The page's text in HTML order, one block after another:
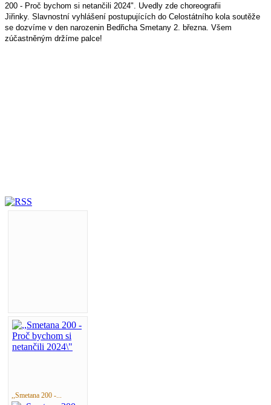
200 - Proč bychom si netančili 2024". Uvedly zde choreografii
Jiřinky. Slavnostní vyhlášení postupujících do Celostátního kola soutěže
se dozvíme v den narozenin Bedřicha Smetany 2. března. Všem
zúčastněným držíme palce!
,,Smetana 200 -...